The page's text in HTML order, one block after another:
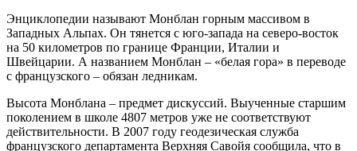
Энциклопедии называют Монблан горным массивом в
Западных Альпах. Он тянется с юго-запада на северо-восток
на 50 километров по границе Франции, Италии и
Швейцарии. А названием Монблан – «белая гора» в переводе
с французского – обязан ледникам.
Высота Монблана – предмет дискуссий. Выученные старшим
поколением в школе 4807 метров уже не соответствуют
действительности. В 2007 году геодезическая служба
французского департамента Верхняя Савойя сообщила, что в